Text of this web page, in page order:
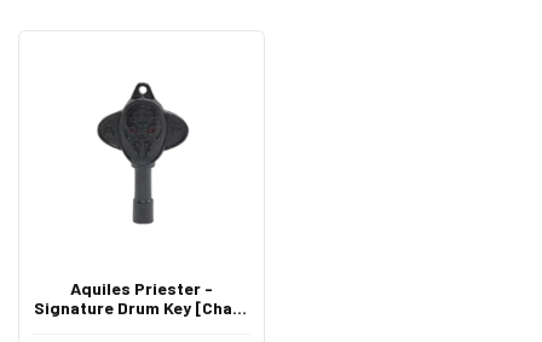
Aquiles Priester -
Signature Drum Key [Chave